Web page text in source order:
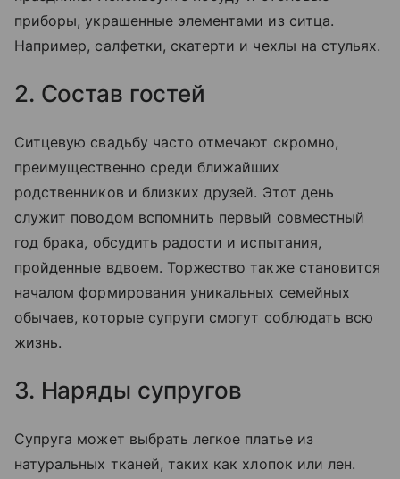
приборы, украшенные элементами из ситца.
Например, салфетки, скатерти и чехлы на стульях.
2. Состав гостей
Ситцевую свадьбу часто отмечают скромно,
преимущественно среди ближайших
родственников и близких друзей. Этот день
служит поводом вспомнить первый совместный
год брака, обсудить радости и испытания,
пройденные вдвоем. Торжество также становится
началом формирования уникальных семейных
обычаев, которые супруги смогут соблюдать всю
жизнь.
3. Наряды супругов
Супруга может выбрать легкое платье из
натуральных тканей, таких как хлопок или лен.